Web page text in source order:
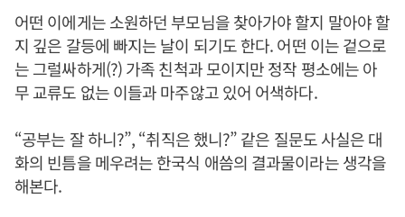
어떤 이에게는 소원하던 부모님을 찾아가야 할지 말아야 할
지 깊은 갈등에 빠지는 날이 되기도 한다. 어떤 이는 겉으로
는 그럴싸하게(?) 가족 친척과 모이지만 정작 평소에는 아
무 교류도 없는 이들과 마주않고 있어 어색하다.
“공부는 잘 하니?”, “취직은 했니?” 같은 질문도 사실은 대
화의 빈틈을 메우려는 한국식 애씀의 결과물이라는 생각을
해본다.